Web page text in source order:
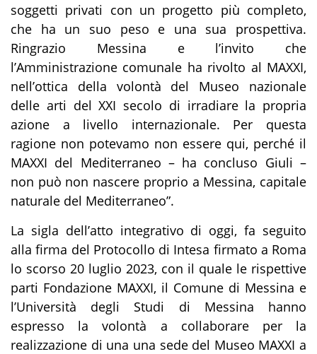
soggetti privati con un progetto più completo,
che ha un suo peso e una sua prospettiva.
Ringrazio Messina e l’invito che
l’Amministrazione comunale ha rivolto al MAXXI,
nell’ottica della volontà del Museo nazionale
delle arti del XXI secolo di irradiare la propria
azione a livello internazionale. Per questa
ragione non potevamo non essere qui, perché il
MAXXI del Mediterraneo – ha concluso Giuli –
non può non nascere proprio a Messina, capitale
naturale del Mediterraneo”.
La sigla dell’atto integrativo di oggi, fa seguito
alla firma del Protocollo di Intesa firmato a Roma
lo scorso 20 luglio 2023, con il quale le rispettive
parti Fondazione MAXXI, il Comune di Messina e
l’Università degli Studi di Messina hanno
espresso la volontà a collaborare per la
realizzazione di una una sede del Museo MAXXI a